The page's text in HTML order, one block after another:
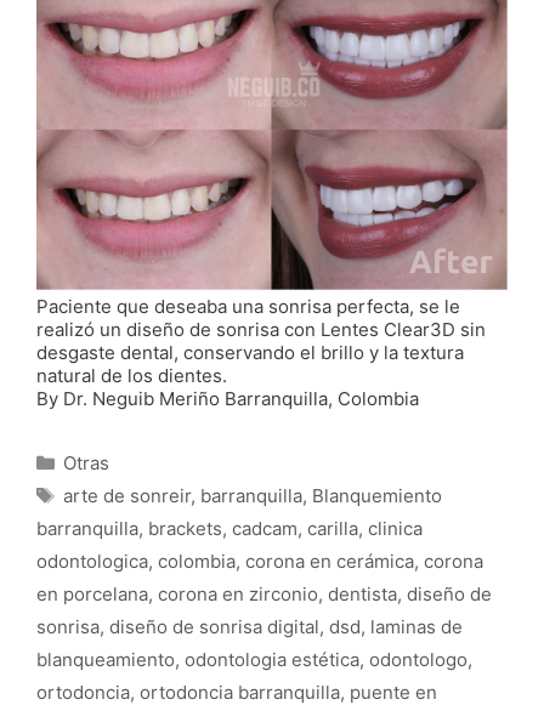
Paciente que deseaba una sonrisa perfecta, se le
realizó un diseño de sonrisa con Lentes Clear3D sin
desgaste dental, conservando el brillo y la textura
natural de los dientes.
By Dr. Neguib Meriño Barranquilla, Colombia
Categorías
Otras
Etiquetas
arte de sonreir, barranquilla, Blanquemiento
barranquilla, brackets, cadcam, carilla, clinica
odontologica, colombia, corona en cerámica, corona
en porcelana, corona en zirconio, dentista, diseño de
sonrisa, diseño de sonrisa digital, dsd, laminas de
blanqueamiento, odontologia estética, odontologo,
ortodoncia, ortodoncia barranquilla, puente en